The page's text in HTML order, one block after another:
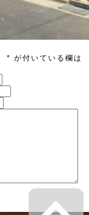
* が付いている欄は